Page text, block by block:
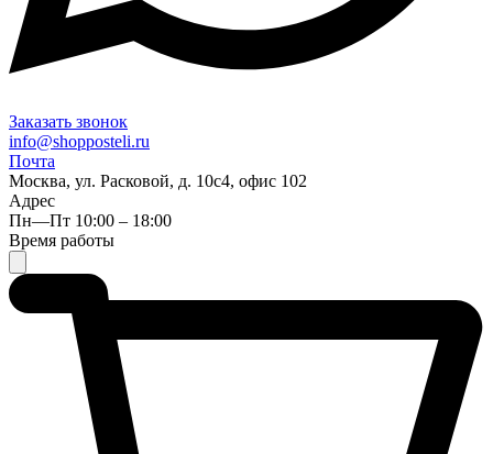
Заказать звонок
info@shopposteli.ru
Почта
Москва, ул. Расковой, д. 10с4, офис 102
Адрес
Пн—Пт 10:00 – 18:00
Время работы